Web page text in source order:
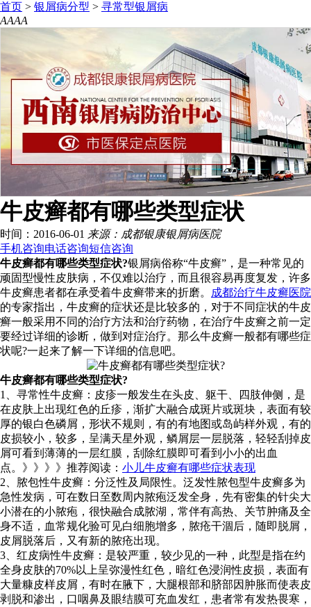
首页 > 银屑病分型 > 寻常型银屑病
AAAA
牛皮癣都有哪些类型症状
时间：2016-06-01 来源：成都银康银屑病医院
手机咨询电话咨询短信咨询
牛皮癣都有哪些类型症状?银屑病俗称“牛皮癣”，是一种常见的
顽固型慢性皮肤病，不仅难以治疗，而且很容易再度复发，许多
牛皮癣患者都在承受着牛皮癣带来的折磨。
成都治疗牛皮癣医院
的专家指出，牛皮癣的症状还是比较多的，对于不同症状的牛皮
癣一般采用不同的治疗方法和治疗药物，在治疗牛皮癣之前一定
要经过详细的诊断，做到对症治疗。那么牛皮癣一般都有哪些症
状呢?一起来了解一下详细的信息吧。
牛皮癣都有哪些类型症状?
1、寻常性牛皮癣：皮疹一般发生在头皮、躯干、四肢伸侧，是
在皮肤上出现红色的丘疹，渐扩大融合成斑片或斑块，表面有较
厚的银白色磷屑，形状不规则，有的有地图或岛屿样外观，有的
皮损较小，较多，呈满天星外观，鳞屑层一层脱落，轻轻刮掉皮
屑可看到薄薄的一层红膜，刮除红膜即可看到小小的出血
点。》》》》推荐阅读： 小儿牛皮癣有哪些症状表现
2、脓包性牛皮癣：分泛性及局限性。泛发性脓包型牛皮癣多为
急性发病，可在数日至数周内脓疱泛发全身，先有密集的针尖大
小潜在的小脓疱，很快融合成脓湖，常伴有高热、关节肿痛及全
身不适，血常规化验可见白细胞增多，脓疮干涸后，随即脱屑，
皮屑脱落后，又有新的脓疮出现。
3、红皮病性牛皮癣：是较严重，较少见的一种，此型是指在约
全身皮肤的70%以上呈弥漫性红色，暗红色浸润性皮损，表面有
大量糠皮样皮屑，有时在腋下，大腿根部和脐部因肿胀而使表皮
剥脱和渗出，口咽鼻及眼结膜可充血发红，患者常有发热畏寒，